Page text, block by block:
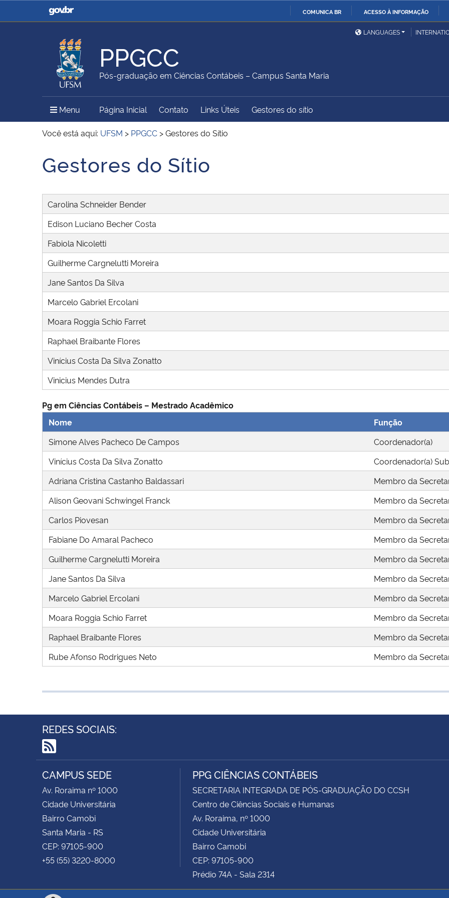
COMUNICA BR ACESSO À INFORMAÇÃO
Casa Civil
Ministério da Justiça e
Ministério da Defesa
Ministério das Relações
Exteriores
Ministério da Agricultura,
Pecuária e Abastecimento
Ministério da Educação
Ministério do Meio Ambiente Ministério do Turismo
Ministério do
Secretaria de Governo
Gabinete de Segurança
LANGUAGES
PPGCC
Pós-graduação em Ciências Contábeis – Campus Santa Maria
Menu Menu Principal do Sítio
Página Inicial Contato Links Úteis Gestores do sítio
Você está aqui: UFSM > PPGCC >Gestores do Sítio
Início do conteúdo
Gestores do Sítio
Carolina Schneider Bender
Edison Luciano Becher Costa
Fabiola Nicoletti
Guilherme Cargnelutti Moreira
Jane Santos Da Silva
Marcelo Gabriel Ercolani
Moara Roggia Schio Farret
Raphael Braibante Flores
Vinícius Costa Da Silva Zonatto
Vinicius Mendes Dutra
Pg em Ciências Contábeis – Mestrado Acadêmico
Nome
Função
Simone Alves Pacheco De Campos
Coordenador(a)
Vinícius Costa Da Silva Zonatto
Coordenador(a)
Adriana Cristina Castanho Baldassari
Membro da
Alison Geovani Schwingel Franck
Membro da
Carlos Piovesan
Membro da
Fabiane Do Amaral Pacheco
Membro da
Guilherme Cargnelutti Moreira
Membro da
Jane Santos Da Silva
Membro da
Marcelo Gabriel Ercolani
Membro da
Moara Roggia Schio Farret
Membro da
Raphael Braibante Flores
Membro da
Rube Afonso Rodrigues Neto
Membro da
REDES SOCIAIS:
RSS
CAMPUS SEDE
Av. Roraima nº 1000
Cidade Universitária
Bairro Camobi
Santa Maria - RS
CEP: 97105-900
+55 (55) 3220-8000
PPG CIÊNCIAS CONTÁBEIS
SECRETARIA INTEGRADA DE PÓS-GRADUAÇÃO DO CCSH
Centro de Ciências Sociais e Humanas
Av. Roraima, nº 1000
Cidade Universitária
Bairro Camobi
CEP: 97105-900
Prédio 74A - Sala 2314